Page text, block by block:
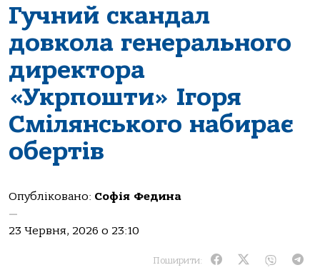
Гучний скандал
довкола генерального
директора
«Укрпошти» Ігоря
Смілянського набирає
обертів
Опубліковано: Софія Федина
—
23 Червня, 2026 о 23:10
Поширити: